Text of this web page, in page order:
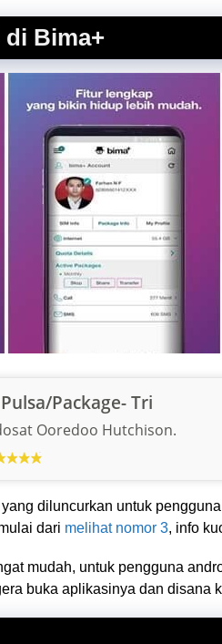
di Bima+
Package- Tri
Ooredoo Hutchison.
diluncurkan untuk
dari melihat nomor 3, info
mudah, untuk pengguna
buka aplikasinya dan disana